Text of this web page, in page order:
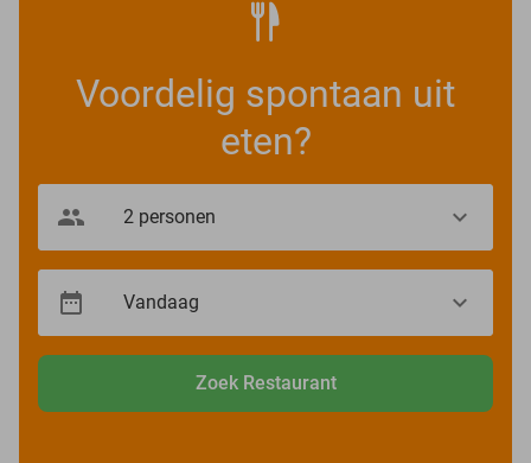
Voordelig spontaan uit
eten?
Zoek Restaurant